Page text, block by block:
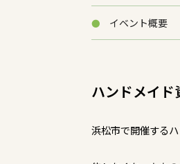
イベント概要
ハンドメイド
浜松市で開催する